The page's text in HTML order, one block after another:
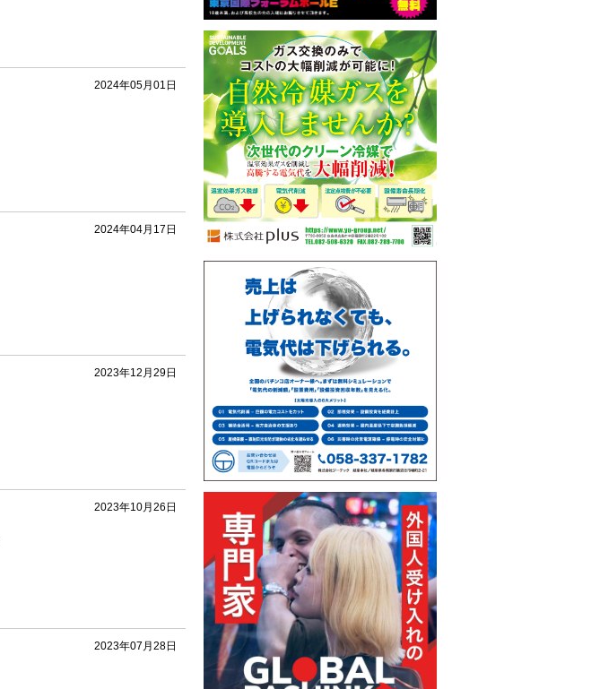
2024年05月01日
2024年04月17日
2023年12月29日
2023年10月26日
2023年07月28日